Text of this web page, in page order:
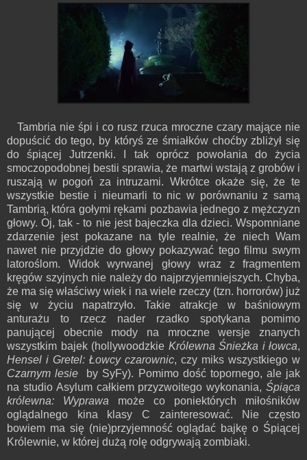
Tambria nie śpi i co rusz rzuca mroczne czary mające nie
dopuścić do tego, by któryś ze śmiałków choćby zbliżył się
do śpiącej Jutrzenki. I tak oprócz powołania do życia
smoczopodobnej bestii sprawia, że martwi wstają z grobów i
ruszają w pogoń za intruzami. Wkrótce okaże się, że te
wszystkie bestie i nieumarli to nic w porównaniu z samą
Tambrią, która gołymi rękami pozbawia jednego z mężczyzn
głowy. Oj, tak - to nie jest bajeczka dla dzieci. Wspomniane
zdarzenie jest pokazane na tyle realnie, że niech Wam
nawet nie przyjdzie do głowy pokazywać tego filmu swym
latoroślom. Widok wyrwanej głowy wraz z fragmentem
kręgów szyjnych nie należy do najprzyjemniejszych. Chyba,
że ma się właściwy wiek i na wiele rzeczy (tzn. horrorów) już
się w życiu napatrzyło. Takie atrakcje w baśniowym
anturażu to rzecz nader rzadko spotykana pomimo
panującej obecnie mody na mroczne wersje znanych
wszystkim bajek (hollywoodzkie Królewna Śnieżka i łowca,
Hensel i Gretel: Łowcy czarownic, czy miks wszystkiego w
Czarnym lesie by SyFy). Pomimo dość topornego, ale jak
na studio Asylum całkiem przyzwoitego wykonania, Śpiąca
królewna: Wyprawa może co poniektórych miłośników
oglądalnego kina klasy C zainteresować. Nie często
bowiem ma się (nie)przyjemność oglądać bajkę o Śpiącej
Królewnie, w której dużą rolę odgrywają zombiaki.